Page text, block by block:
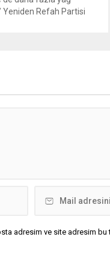
Yeniden Refah Partisi
kurultay kararı alın,
adresim ve site adresim bu